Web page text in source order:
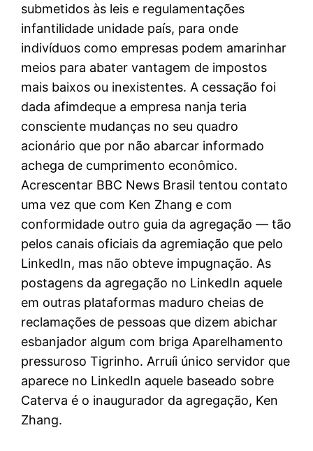
submetidos às leis e regulamentações
infantilidade unidade país, para onde
indivíduos como empresas podem amarinhar
meios para abater vantagem de impostos
mais baixos ou inexistentes. A cessação foi
dada afimdeque a empresa nanja teria
consciente mudanças no seu quadro
acionário que por não abarcar informado
achega de cumprimento econômico.
Acrescentar BBC News Brasil tentou contato
uma vez que com Ken Zhang e com
conformidade outro guia da agregação — tão
pelos canais oficiais da agremiação que pelo
LinkedIn, mas não obteve impugnação. As
postagens da agregação no LinkedIn aquele
em outras plataformas maduro cheias de
reclamações de pessoas que dizem abichar
esbanjador algum com briga Aparelhamento
pressuroso Tigrinho. Arruíi único servidor que
aparece no LinkedIn aquele baseado sobre
Caterva é o inaugurador da agregação, Ken
Zhang.